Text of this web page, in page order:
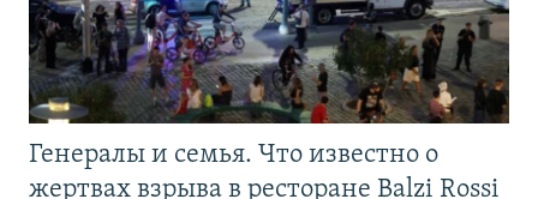
Генералы и семья. Что известно о
жертвах взрыва в ресторане Balzi Rossi